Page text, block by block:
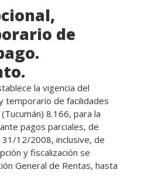
de
la vigencia del
temporario de facilidades
8.166, para la
pagos parciales, de
12/2008, inclusive, de
y fiscalización se
General de Rentas, hasta